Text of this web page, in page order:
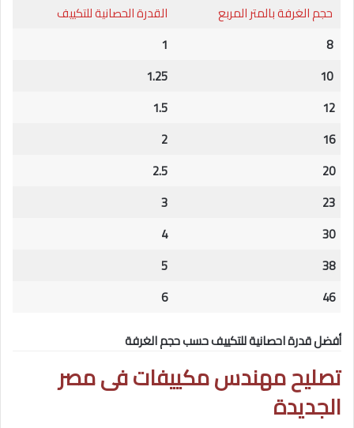
حجم الغرفة بالمتر المربع
القدرة الحصانية للتكييف
8
1
10
1.25
12
1.5
16
2
20
2.5
23
3
30
4
38
5
46
6
أفضل قدرة احصانية للتكييف حسب حجم الغرفة
تصليح مهندس مكييفات فىمصر
الجديدة